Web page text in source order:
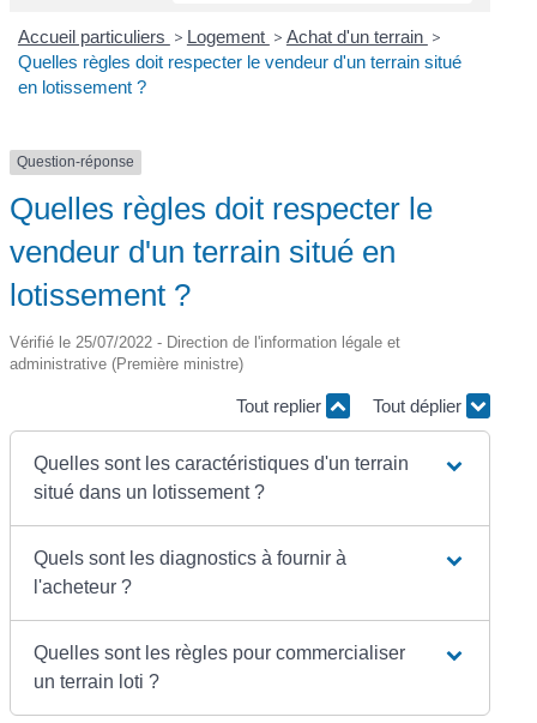
Accueil particuliers > Logement > Achat d'un terrain >
Quelles règles doit respecter le vendeur d'un terrain situé
en lotissement ?
Question-réponse
Quelles règles doit respecter le
vendeur d'un terrain situé en
lotissement ?
Vérifié le 25/07/2022 - Direction de l'information légale et
administrative (Première ministre)
Tout replier Tout déplier
Quelles sont les caractéristiques d'un terrain
situé dans un lotissement ?
Quels sont les diagnostics à fournir à
l'acheteur ?
Quelles sont les règles pour commercialiser
un terrain loti ?